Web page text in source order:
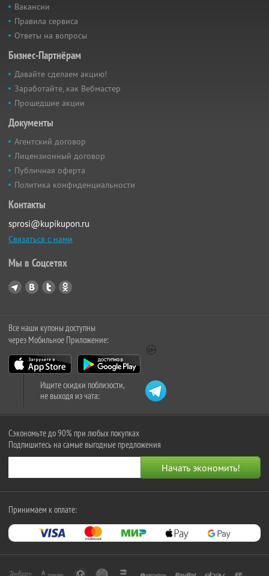
Вакансии
Правила сервиса
Ответы на вопросы
Бизнес-Партнёрам
Давайте сделаем акцию!
Заработайте, как Вебмастер
Прошедшие акции
Документы
Агентский договор
Лицензионный договор
Публичная оферта
Политика конфиденциальности
Контакты
sprosi@kupikupon.ru
Связаться с нами
Мы в Соцсетях
Все наши купоны доступны
через Мобильное Приложение:
Ищите скидки поблизости,
не выходя из чата:
Сэкономьте до 90% при любых покупках
Подпишитесь на самые выгодные предложения
Принимаем к оплате: